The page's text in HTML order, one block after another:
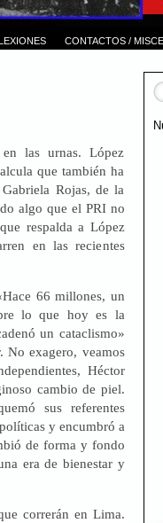
CONTACTOS /
las urnas. López
que también ha
Rojas, de la
algo que el PRI no
respalda a López
en las recientes
66 millones, un
lo que hoy es la
un cataclismo»
exagero, veamos
Héctor
cambio de piel.
sus referentes
y encumbró a
de forma y fondo
era de bienestar y
correrán en Lima.